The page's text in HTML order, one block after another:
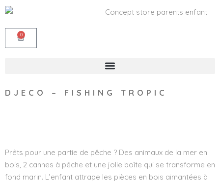
0
DJECO – FISHING TROPIC
Prêts pour une partie de pêche ? Des animaux de la mer en
bois, 2 cannes à pêche et une jolie boîte qui se transforme en
fond marin. L’enfant attrape les pièces en bois aimantées à